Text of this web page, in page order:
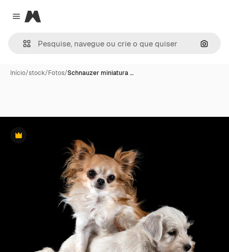
Close menu
Magnific
Início/stock/Fotos/Schnauzer miniatura …
Premium